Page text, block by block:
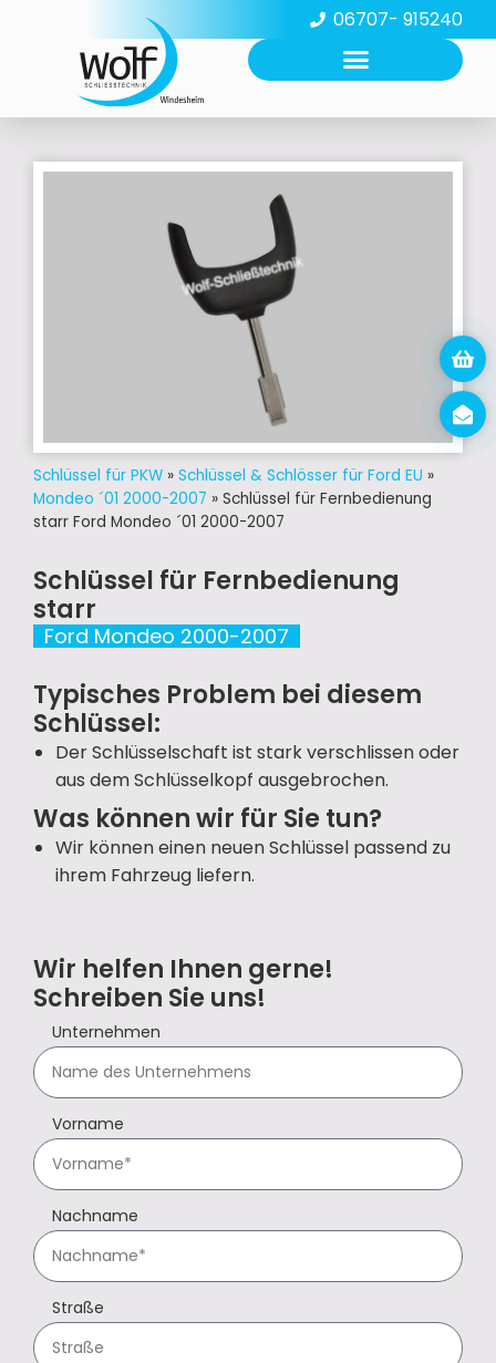
06707- 915240
Schlüssel für PKW » Schlüssel & Schlösser für Ford EU »
Mondeo ´01 2000-2007 » Schlüssel für Fernbedienung
starr Ford Mondeo ´01 2000-2007
Schlüssel für Fernbedienung
starr
Ford Mondeo 2000-2007
Typisches Problem bei diesem
Schlüssel:
Der Schlüsselschaft ist stark verschlissen oder
aus dem Schlüsselkopf ausgebrochen.
Was können wir für Sie tun?
Wir können einen neuen Schlüssel passend zu
ihrem Fahrzeug liefern.
Wir helfen Ihnen gerne!
Schreiben Sie uns!
Unternehmen
Vorname
Nachname
Straße